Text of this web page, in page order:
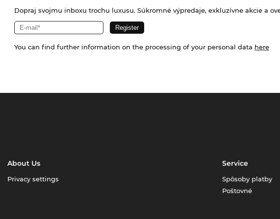
Dopraj svojmu inboxu trochu luxusu. Súkromné výpredaje, exkluzívne akcie a
You can find further information on the processing of your personal data here
About Us
Privacy settings
Service
Spôsoby platby
Poštovné